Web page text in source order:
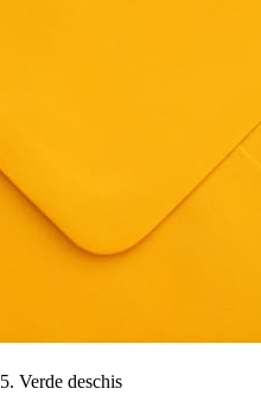
5. Verde deschis